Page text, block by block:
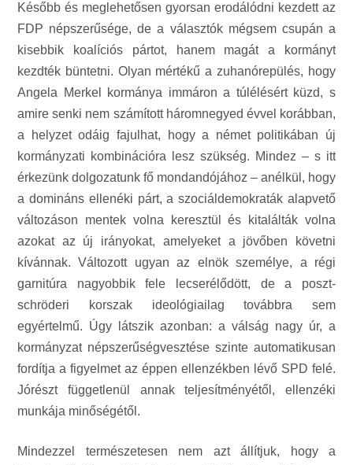
Később és meglehetősen gyorsan erodálódni kezdett az
FDP népszerűsége, de a választók mégsem csupán a
kisebbik koalíciós pártot, hanem magát a kormányt
kezdték büntetni. Olyan mértékű a zuhanórepülés, hogy
Angela Merkel kormánya immáron a túlélésért küzd, s
amire senki nem számított háromnegyed évvel korábban,
a helyzet odáig fajulhat, hogy a német politikában új
kormányzati kombinációra lesz szükség. Mindez – s itt
érkezünk dolgozatunk fő mondandójához – anélkül, hogy
a domináns ellenéki párt, a szociáldemokraták alapvető
változáson mentek volna keresztül és kitalálták volna
azokat az új irányokat, amelyeket a jövőben követni
kívánnak. Változott ugyan az elnök személye, a régi
garnitúra nagyobbik fele lecserélődött, de a poszt-
schröderi korszak ideológiailag továbbra sem
egyértelmű. Úgy látszik azonban: a válság nagy úr, a
kormányzat népszerűségvesztése szinte automatikusan
fordítja a figyelmet az éppen ellenzékben lévő SPD felé.
Jórészt függetlenül annak teljesítményétől, ellenzéki
munkája minőségétől.
Mindezzel természetesen nem azt állítjuk, hogy a